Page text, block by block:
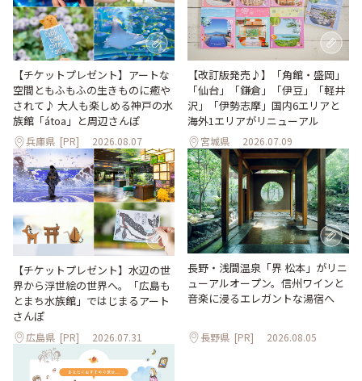
【チケットプレゼント】アートな
空間ともふもふの生きものに癒や
されて♪ 大人も楽しめる神戸の水
族館「átoa」と周辺さんぽ
兵庫県 [PR] 2026.08.07
【改訂版発売♪】「角館・盛岡」
「仙台」「鎌倉」「伊豆」「軽井
沢」「伊勢志摩」国内6エリアと
海外1エリアがリニューアル
宮城県 2026.07.09
【チケットプレゼント】水辺の世
界から浮世絵の世界へ。「広島も
とまち水族館」ではじまるアート
さんぽ
広島県 [PR] 2026.07.31
長野・浅間温泉「界 松本」がリニ
ューアルオープン。信州ワインと
音楽に浸るエレガントな湯宿へ
長野県 [PR] 2026.08.05